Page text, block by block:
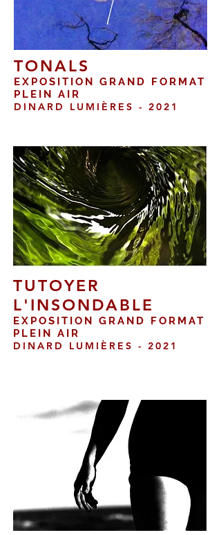
TONALS
EXPOSITION GRAND FORMAT
PLEIN AIR
DINARD LUMIÈRES - 2021
TUTOYER
L'INSONDABLE
EXPOSITION GRAND FORMAT
PLEIN AIR
DINARD LUMIÈRES - 2021